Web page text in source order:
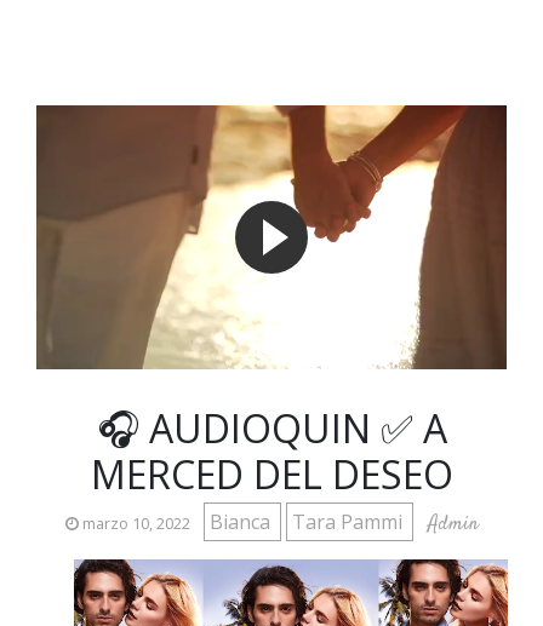
🎧 AUDIOQUIN ✅ A
MERCED DEL DESEO
marzo 10, 2022 Bianca Tara Pammi Admin